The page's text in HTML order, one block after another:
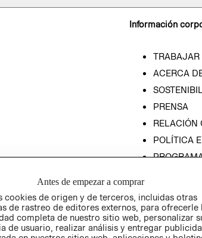
Información
TRABAJAR
ACERCA
PRENSA
RELACIÓN
POLÍTICA
ÉTICA
Antes de empezar a comprar
cookies de origen y de terceros, incluidas otras
de rastreo de editores externos, para ofrecerle
completa de nuestro sitio web, personalizar
de usuario, realizar análisis y entregar